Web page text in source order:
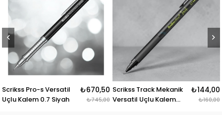
Siyah
₺670,50
₺745,00
Scrikss Track Mekanik
Versatil Uçlu Kalem
₺144,00
₺160,00
Scrikss
Versatil Uçlu